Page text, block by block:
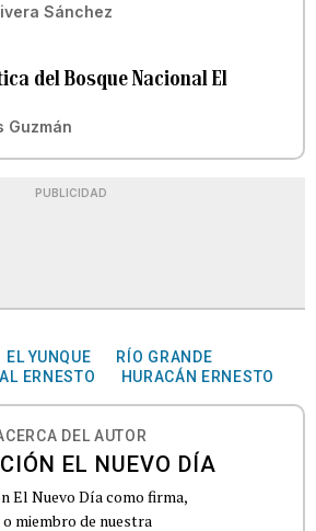
Sánchez
del Bosque Nacional El
Guzmán
PUBLICIDAD
EL YUNQUE
RÍO GRANDE
ERNESTO
HURACÁN ERNESTO
DEL AUTOR
EL NUEVO DÍA
El Nuevo Día como firma,
miembro de nuestra